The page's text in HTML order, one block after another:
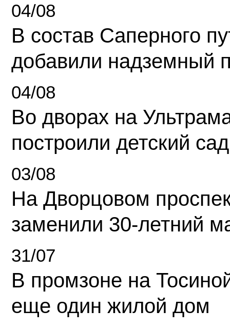
04/08
В состав Саперного
добавили надземный
04/08
Во дворах на
построили детский сад
03/08
На Дворцовом
заменили 30-летний
31/07
В промзоне на
еще один жилой дом